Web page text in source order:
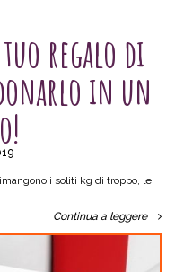
regalo di
in un
i soliti kg di troppo, le
Continua a leggere